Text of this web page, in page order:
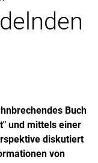
Buch
und mittels einer
diskutiert
von